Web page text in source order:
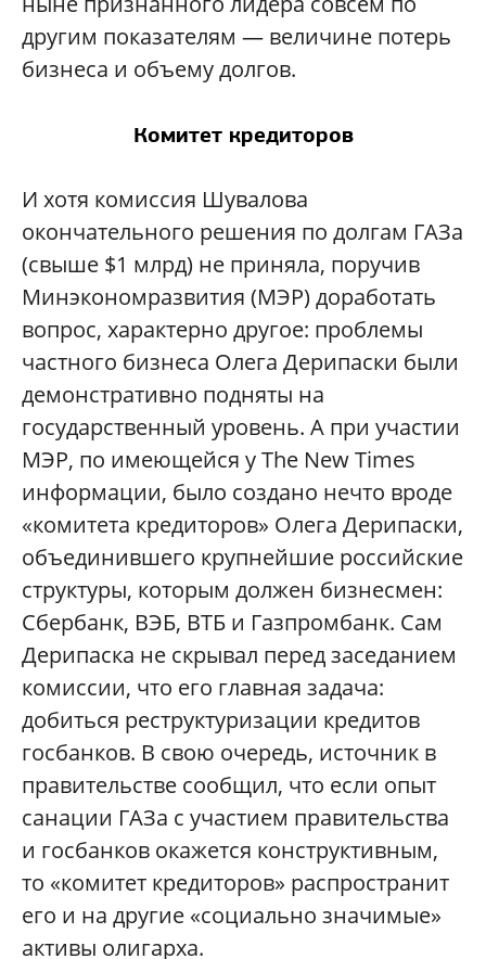
другим показателям — величине потерь
бизнеса и объему долгов.
Комитет кредиторов
И хотя комиссия Шувалова
окончательного решения по долгам ГАЗа
(свыше $1 млрд) не приняла, поручив
Минэкономразвития (МЭР) доработать
вопрос, характерно другое: проблемы
частного бизнеса Олега Дерипаски были
демонстративно подняты на
государственный уровень. А при участии
МЭР, по имеющейся у The New Times
информации, было создано нечто вроде
«комитета кредиторов» Олега Дерипаски,
объединившего крупнейшие российские
структуры, которым должен бизнесмен:
Сбербанк, ВЭБ, ВТБ и Газпромбанк. Cам
Дерипаска не скрывал перед заседанием
комиссии, что его главная задача:
добиться реструктуризации кредитов
госбанков. В свою очередь, источник в
правительстве сообщил, что если опыт
санации ГАЗа с участием правительства
и госбанков окажется конструктивным,
то «комитет кредиторов» распространит
его и на другие «социально значимые»
активы олигарха.